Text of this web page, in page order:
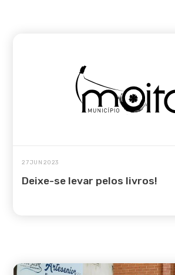
27 JUN 2023
Deixe-se levar pelos livros!